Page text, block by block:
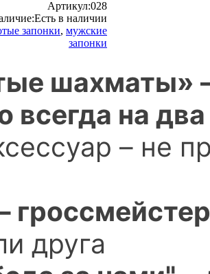
Артикул:028
Есть в наличии
запонки, мужские
запонки
шахматы»
всегда на
– не
друга